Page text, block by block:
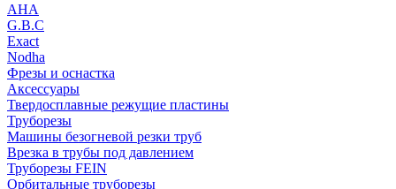
AHA
G.B.C
Exact
Nodha
Фрезы и оснастка
Аксессуары
Твердосплавные режущие пластины
Труборезы
Машины безогневой резки труб
Врезка в трубы под давлением
Труборезы FEIN
Орбитальные труборезы